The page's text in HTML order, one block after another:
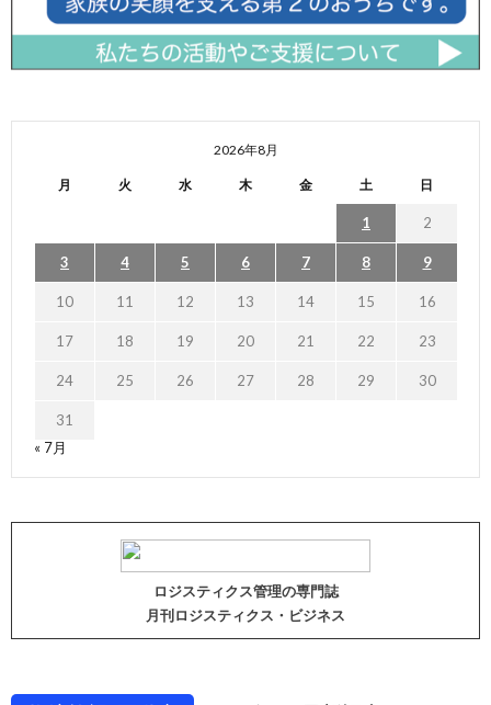
2026年8月
月 火 水 木 金 土 日
1 2
3 4 5 6 7 8 9
10 11 12 13 14 15 16
17 18 19 20 21 22 23
24 25 26 27 28 29 30
31
« 7月
ロジスティクス管理の専門誌
月刊ロジスティクス・ビジネス